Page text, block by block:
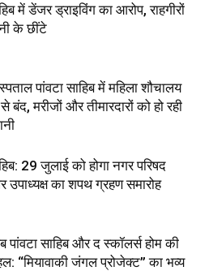
में डेंजर ड्राइविंग का आरोप, राहगीरों
के छींटे
पांवटा साहिब में महिला शौचालय
बंद, मरीजों और तीमारदारों को हो रही
29 जुलाई को होगा नगर परिषद
उपाध्यक्ष का शपथ ग्रहण समारोह
पांवटा साहिब और द स्कॉलर्स होम की
“मियावाकी जंगल प्रोजेक्ट” का भव्य